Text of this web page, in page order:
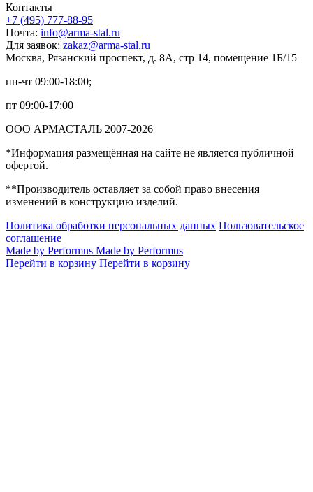
Контакты
+7 (495) 777-88-95
Почта: info@arma-stal.ru
Для заявок: zakaz@arma-stal.ru
Москва, Рязанский проспект, д. 8А, стр 14, помещение 1Б/15
пн-чт 09:00-18:00;
пт 09:00-17:00
ООО АРМАСТАЛЬ 2007-2026
*Информация размещённая на сайте не является публичной
офертой.
**Производитель оставляет за собой право внесения
изменений в конструкцию изделий.
Политика обработки персональных данных Пользовательское
соглашение
Made by Performus Made by Performus
Перейти в корзину Перейти в корзину